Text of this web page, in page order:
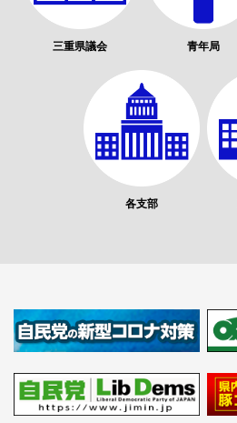
三重県議会 青年局
各支部